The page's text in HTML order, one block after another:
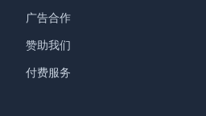
广告合作
赞助我们
付费服务